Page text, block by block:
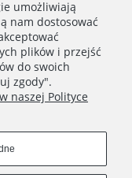
umożliwiają
nam dostosować
plików i przejść
do swoich
zgody".
naszej Polityce